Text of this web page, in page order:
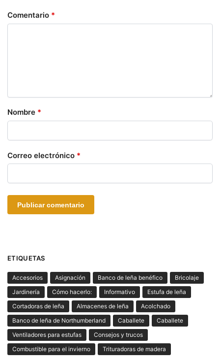
Comentario *
Nombre *
Correo electrónico *
ETIQUETAS
Accesorios Asignación Banco de leña benéfico
Bricolaje
Jardinería
Cómo hacerlo: Informativo
Estufa de leña
Cortadoras de leña
Almacenes de leña
Acolchado
Banco de leña de Northumberland
Caballete
Caballete
Ventiladores para estufas
Consejos y trucos
Combustible para el invierno
Trituradoras de madera